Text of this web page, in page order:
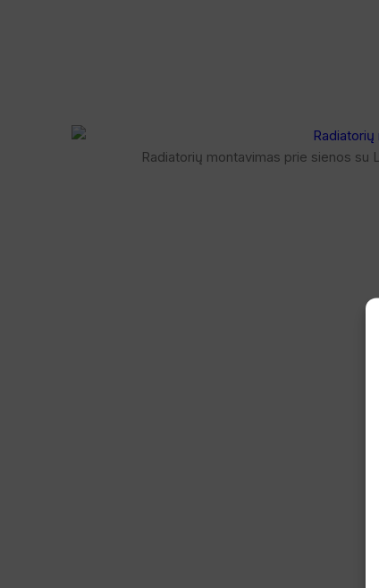
Radiatorių montavimas prie sienos su